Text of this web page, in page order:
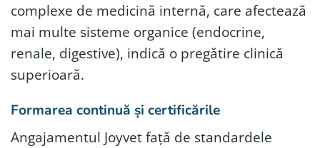
complexe de medicină internă, care afectează
mai multe sisteme organice (endocrine,
renale, digestive), indică o pregătire clinică
superioară.
Formarea continuă și certificările
Angajamentul Joyvet față de standardele